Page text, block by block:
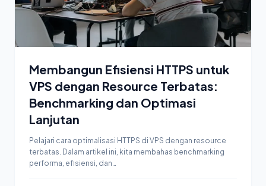
Membangun Efisiensi HTTPS untuk
VPS dengan Resource Terbatas:
Benchmarking dan Optimasi
Lanjutan
Pelajari cara optimalisasi HTTPS di VPS dengan resource
terbatas. Dalam artikel ini, kita membahas benchmarking
performa, efisiensi, dan…